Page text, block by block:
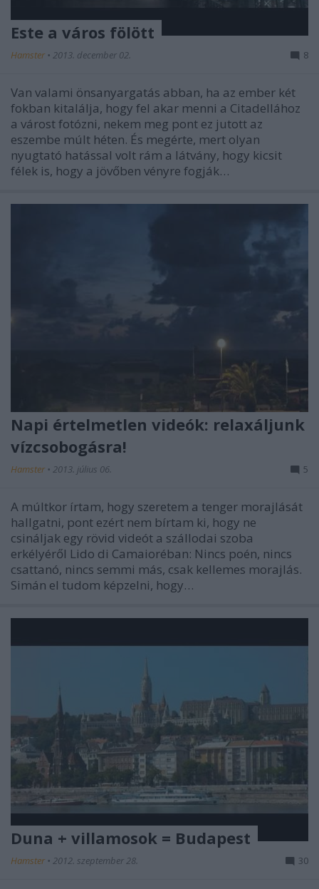
Este a város fölött
Hamster • 2013. december 02. 8
Van valami önsanyargatás abban, ha az ember két
fokban kitalálja, hogy fel akar menni a Citadellához
a várost fotózni, nekem meg pont ez jutott az
eszembe múlt héten. És megérte, mert olyan
nyugtató hatással volt rám a látvány, hogy kicsit
félek is, hogy a jövőben vényre fogják…
Napi értelmetlen videók: relaxáljunk
vízcsobogásra!
Hamster • 2013. július 06. 5
A múltkor írtam, hogy szeretem a tenger morajlását
hallgatni, pont ezért nem bírtam ki, hogy ne
csináljak egy rövid videót a szállodai szoba
erkélyéről Lido di Camaioréban: Nincs poén, nincs
csattanó, nincs semmi más, csak kellemes morajlás.
Simán el tudom képzelni, hogy…
Duna + villamosok = Budapest
Hamster • 2012. szeptember 28. 30